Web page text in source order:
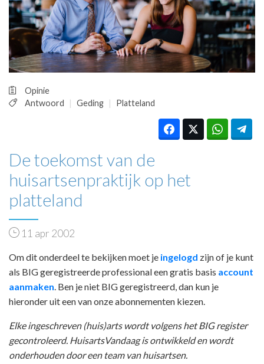
PRAKTIJKZAKEN
TARIEVEN
VPHUISARTSEN
MEDISCHE VAKHANDEL
REGISTRATIE
Opinie
Antwoord
Geding Platteland
De toekomst van de
huisartsenpraktijk op het
platteland
11 apr 2002
Om dit onderdeel te bekijken moet je ingelogd zijn of je kunt
als BIG geregistreerde professional een gratis basis account
aanmaken . Ben je niet BIG geregistreerd, dan kun je
hieronder uit een van onze abonnementen kiezen.
Elke ingeschreven (huis)arts wordt volgens het BIG register
gecontroleerd. HuisartsVandaag is ontwikkeld en wordt
onderhouden door een team van huisartsen.